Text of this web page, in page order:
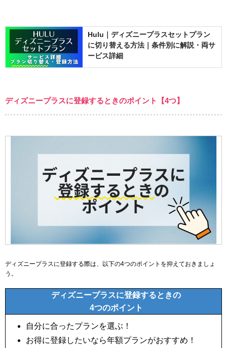
Hulu｜ディズニープラスセットプラン
に切り替える方法｜条件別に解説・両サ
ービス詳細
ディズニープラスに登録するときのポイント【4つ】
ディズニープラスに登録する際は、以下の4つのポイントを抑えておきましょ
う。
ディズニープラスに登録するときの
4つのポイント
自分に合ったプランを選ぶ！
お得に登録したいなら年額プランがおすすめ！